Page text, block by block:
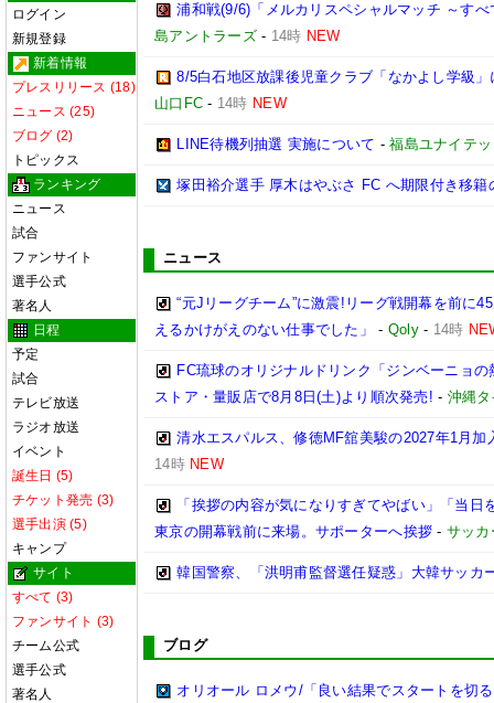
ログイン
新規登録
新着情報
プレスリリース (18)
ニュース (25)
ブログ (2)
トピックス
ランキング
ニュース
試合
ファンサイト
選手公式
著名人
日程
予定
試合
テレビ放送
ラジオ放送
イベント
誕生日 (5)
チケット発売 (3)
選手出演 (5)
キャンプ
サイト
すべて (3)
ファンサイト (3)
チーム公式
選手公式
著名人
浦和戦(9/6)「メルカリスペシャルマッチ ～す
島アントラーズ- 14時 NEW
8/5白石地区放課後児童クラブ「なかよし学級
山口FC - 14時 NEW
LINE待機列抽選 実施について -福島ユナイテ
塚田裕介選手 厚木はやぶさ FC へ期限付き移籍
ニュース
“元Jリーグチーム”に激震!リーグ戦開幕を前に
えるかけがえのない仕事でした」
- Qoly- 14時
FC琉球のオリジナルドリンク「ジンベーニョ
ストア・量販店で8月8日(土)より順次発売! - 沖縄
清水エスパルス、修徳MF舘美駿の2027年1月加
14時 NEW
「挨拶の内容が気になりすぎてやばい」「当
東京の開幕戦前に来場。サポーターへ挨拶 - サッカ
韓国警察、「洪明甫監督選任疑惑」大韓サッカ
ブログ
オリオール ロメウ/「良い結果でスタートを切